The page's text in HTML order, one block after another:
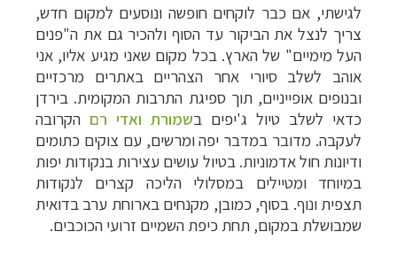
לגישתי, אם כבר לוקחים חופשה ונוסעים למקום חדש,
צריך לנצל את הביקור עד הסוף ולהכיר גם את ה"פנים
העל מימיים" של הארץ. בכל מקום שאני מגיע אליו, אני
אוהב לשלב סיורי אחר הצהריים באתרים מרכזיים
ובנופים אופייניים, תוך ספיגת התרבות המקומית. בירדן
כדאי לשלב טיול ג'יפים בשמורת ואדי רם הקרובה
לעקבה. מדובר במדבר יפה ומרשים, עם צוקים כתומים
ודיונות חול אדמוניות. בטיול עושים עצירות בנקודות יפות
במיוחד ומטיילים במסלולי הליכה קצרים לנקודות
תצפית ונוף. בסוף, כמובן, מקנחים בארוחת ערב בדואית
שמבושלת במקום, תחת כיפת השמיים זרועי הכוכבים.